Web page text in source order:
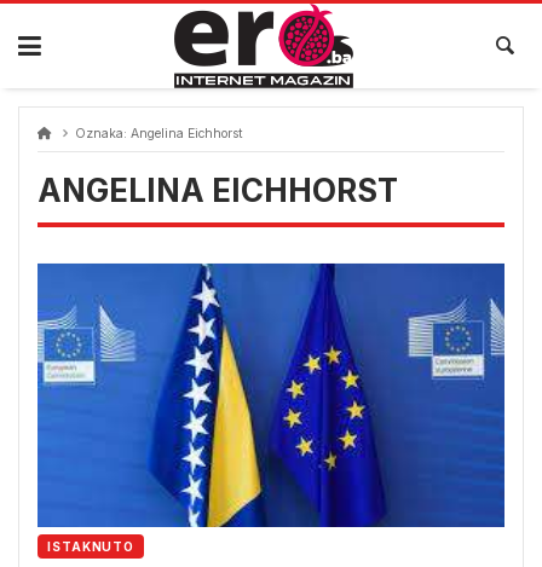
Skip
content
Oznaka: Angelina Eichhorst
ANGELINA EICHHORST
ISTAKNUTO